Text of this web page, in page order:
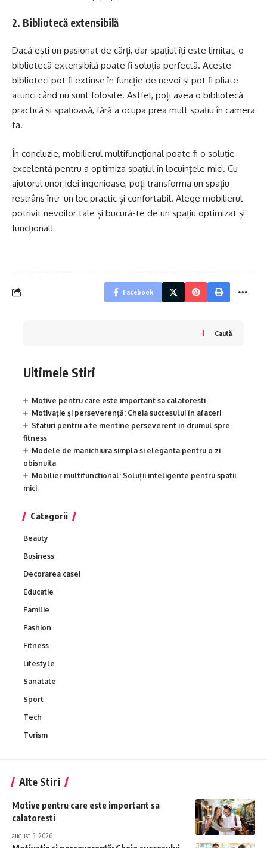
2. Bibliotecă extensibilă
Dacă ești un pasionat de cărți, dar spațiul îți este limitat, o
bibliotecă extensibilă poate fi soluția perfectă. Aceste
biblioteci pot fi extinse în funcție de nevoi și pot fi pliate
atunci când nu sunt folosite. Astfel, poți avea o bibliotecă
practică și spațioasă, fără a ocupa prea mult spațiu în camera
ta.
În concluzie, mobilierul multifuncțional poate fi o soluție
excelentă pentru a optimiza spațiul în locuințele mici. Cu
ajutorul unor idei ingenioase, poți transforma un spațiu
restrâns într-un loc practic și confortabil. Alege mobilierul
potrivit nevoilor tale și bucură-te de un spațiu optimizat și
funcțional!
Facebook
Caută
Ultimele Stiri
Motive pentru care este important sa calatoresti
Motivație și perseverență: Cheia succesului în afaceri
Sfaturi pentru a te mentine perseverent in drumul spre
fitness
Modele de manichiura simpla si eleganta pentru o zi
obisnuita
Mobilier multifunctional: Soluții inteligente pentru spatii
mici.
Categorii
Beauty
Business
Decorarea casei
Educatie
Familie
Fashion
Fitness
Lifestyle
Sanatate
Sport
Tech
Turism
Alte Stiri
Motive pentru care este important sa
calatoresti
august 5, 2026